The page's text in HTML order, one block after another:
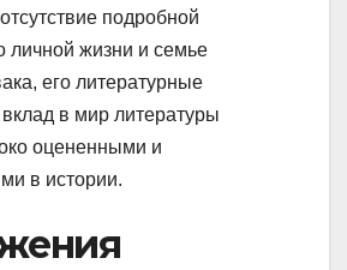
подробной
личной жизни и семье
его литературные
в мир литературы
оцененными и
в истории.